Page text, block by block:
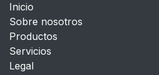
Inicio
Sobre nosotros
Productos
Servicios
Legal